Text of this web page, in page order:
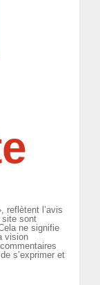
reflètent l’avis
site sont
ne signifie
vision
s’exprimer et